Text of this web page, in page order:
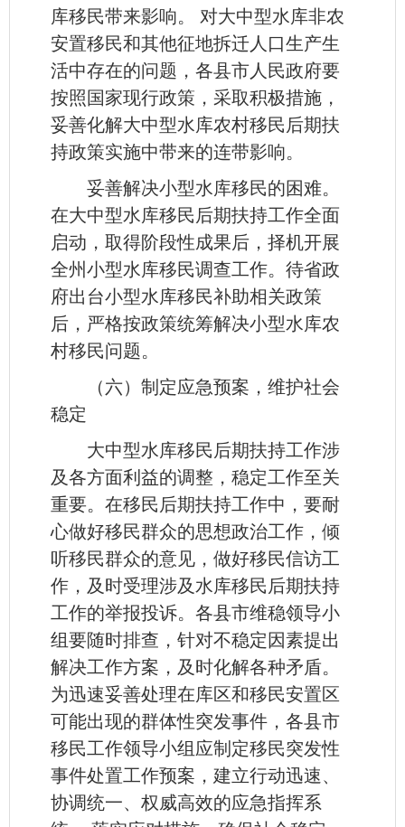
库移民带来影响。 对大中型水库非农
安置移民和其他征地拆迁人口生产生
活中存在的问题，各县市人民政府要
按照国家现行政策，采取积极措施，
妥善化解大中型水库农村移民后期扶
持政策实施中带来的连带影响。
妥善解决小型水库移民的困难。
在大中型水库移民后期扶持工作全面
启动，取得阶段性成果后，择机开展
全州小型水库移民调查工作。待省政
府出台小型水库移民补助相关政策
后，严格按政策统筹解决小型水库农
村移民问题。
（六）制定应急预案，维护社会
稳定
大中型水库移民后期扶持工作涉
及各方面利益的调整，稳定工作至关
重要。在移民后期扶持工作中，要耐
心做好移民群众的思想政治工作，倾
听移民群众的意见，做好移民信访工
作，及时受理涉及水库移民后期扶持
工作的举报投诉。各县市维稳领导小
组要随时排查，针对不稳定因素提出
解决工作方案，及时化解各种矛盾。
为迅速妥善处理在库区和移民安置区
可能出现的群体性突发事件，各县市
移民工作领导小组应制定移民突发性
事件处置工作预案，建立行动迅速、
协调统一、权威高效的应急指挥系